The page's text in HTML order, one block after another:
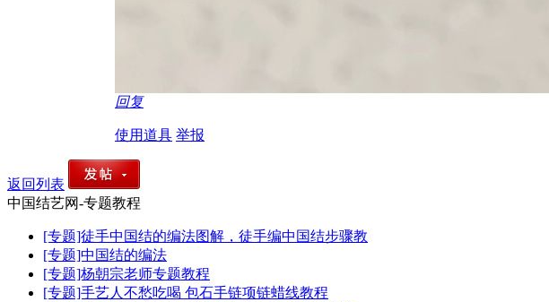
回复
使用道具 举报
返回列表
中国结艺网-专题教程
[专题]徒手中国结的编法图解，徒手编中国结步骤教
[专题]中国结的编法
[专题]杨朝宗老师专题教程
[专题]手艺人不愁吃喝 包石手链项链蜡线教程